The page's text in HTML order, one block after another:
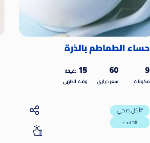
حساء الطماطم بالذرة
9
مكونات
60
سعر حرارى
15 دقيقة
وقت الطهى
أكل صحي#
حساء#